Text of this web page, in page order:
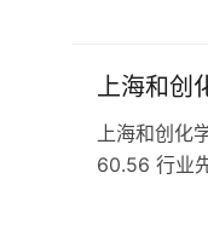
上海和创
上海和创化
60.56 行业